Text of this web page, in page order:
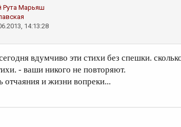
Рута Марьяш
14:13:28
вдумчиво эти стихи без спешки.
- ваши никого не повторяют.
отчаяния и жизни вопреки...